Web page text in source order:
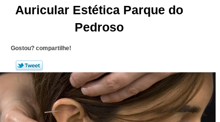
Auricular Estética Parque do
Pedroso
Gostou? compartilhe!